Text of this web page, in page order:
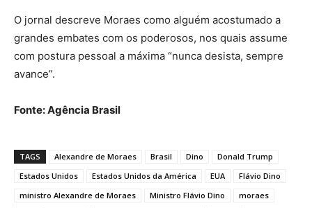
O jornal descreve Moraes como alguém acostumado a
grandes embates com os poderosos, nos quais assume
com postura pessoal a máxima “nunca desista, sempre
avance”.
Fonte: Agência Brasil
TAGS Alexandre de Moraes Brasil Dino
Donald Trump
Estados Unidos
Estados Unidos da América EUA
Flávio Dino
ministro Alexandre de Moraes
Ministro Flávio Dino
moraes